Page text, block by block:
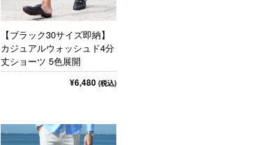
【ブラック30サイズ即納】
カジュアルウォッシュド4分
丈ショーツ 5色展開
¥6,480 (税込)